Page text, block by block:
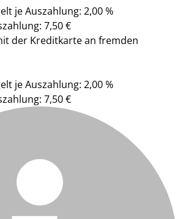
je Auszahlung: 2,00 %
7,50 €
der Kreditkarte an fremden
je Auszahlung: 2,00 %
7,50 €